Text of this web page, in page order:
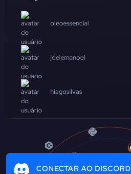
oleoessencial
joelemanoel
hiagosilvas
CONECTAR AO DISCORD